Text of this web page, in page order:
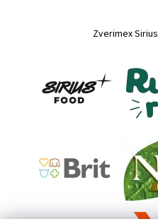
Zverimex Sirius